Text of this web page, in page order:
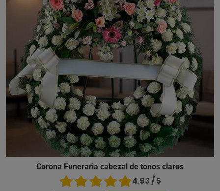
Corona Funeraria cabezal de tonos claros
4.93 / 5